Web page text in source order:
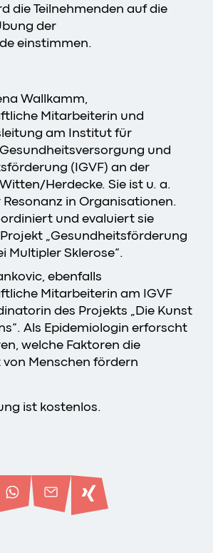
die Teilnehmenden auf die
der
einstimmen.
Wallkamm,
Mitarbeiterin und
am Institut für
und
(IGVF) an der
Herdecke. Sie ist u. a.
in Organisationen.
und evaluiert sie
„Gesundheitsförderung
Multipler Sklerose“.
ebenfalls
Mitarbeiterin am IGVF
des Projekts „Die Kunst
Als Epidemiologin erforscht
welche Faktoren die
Menschen fördern
ist kostenlos.